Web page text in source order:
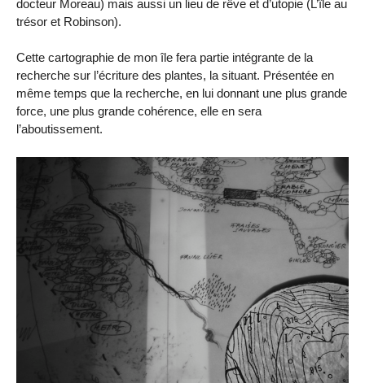
docteur Moreau) mais aussi un lieu de rêve et d’utopie (L’île au
trésor et Robinson).
Cette cartographie de mon île fera partie intégrante de la
recherche sur l’écriture des plantes, la situant. Présentée en
même temps que la recherche, en lui donnant une plus grande
force, une plus grande cohérence, elle en sera
l’aboutissement.